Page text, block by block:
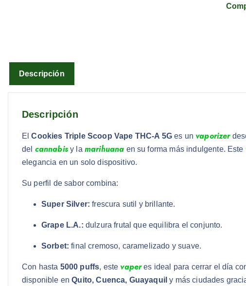
Descripción
Descripción
ElCookies Triple Scoop Vape THC-A 5Ges un vaporizer
del cannabisy la marihuana en su forma más indulgente. Este
elegancia en un solo dispositivo.
Su perfil de sabor combina:
Super Silver: frescura sutil y brillante.
Grape L.A.: dulzura frutal que equilibra el conjunto.
Sorbet: final cremoso, caramelizado y suave.
Con hasta 5000 puffs, este vaperes ideal para cerrar el día
disponible enQuito, Cuenca, Guayaquil y más ciudades